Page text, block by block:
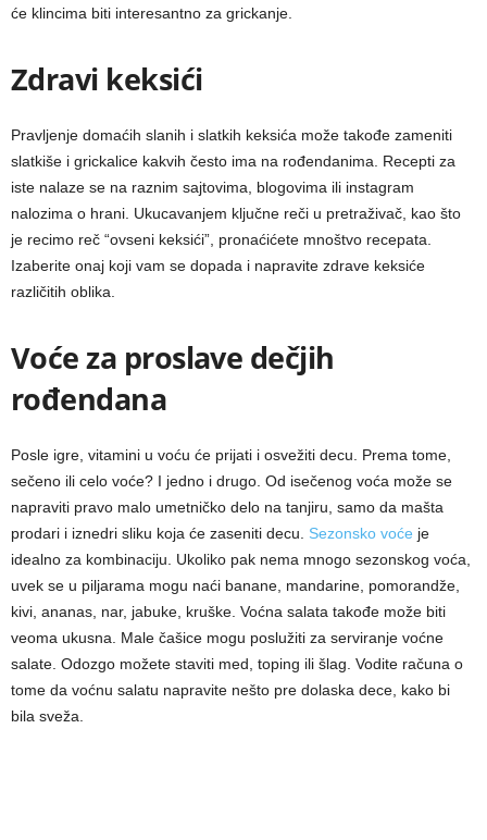
će klincima biti interesantno za grickanje.
Zdravi keksići
Pravljenje domaćih slanih i slatkih keksića može takođe zameniti
slatkiše i grickalice kakvih često ima na rođendanima. Recepti za
iste nalaze se na raznim sajtovima, blogovima ili instagram
nalozima o hrani. Ukucavanjem ključne reči u pretraživač, kao što
je recimo reč “ovseni keksići”, pronaćićete mnoštvo recepata.
Izaberite onaj koji vam se dopada i napravite zdrave keksiće
različitih oblika.
Voće za proslave dečjih
rođendana
Posle igre, vitamini u voću će prijati i osvežiti decu. Prema tome,
sečeno ili celo voće? I jedno i drugo. Od isečenog voća može se
napraviti pravo malo umetničko delo na tanjiru, samo da mašta
prodari i iznedri sliku koja će zaseniti decu. Sezonsko voće je
idealno za kombinaciju. Ukoliko pak nema mnogo sezonskog voća,
uvek se u piljarama mogu naći banane, mandarine, pomorandže,
kivi, ananas, nar, jabuke, kruške. Voćna salata takođe može biti
veoma ukusna. Male čašice mogu poslužiti za serviranje voćne
salate. Odozgo možete staviti med, toping ili šlag. Vodite računa o
tome da voćnu salatu napravite nešto pre dolaska dece, kako bi
bila sveža.